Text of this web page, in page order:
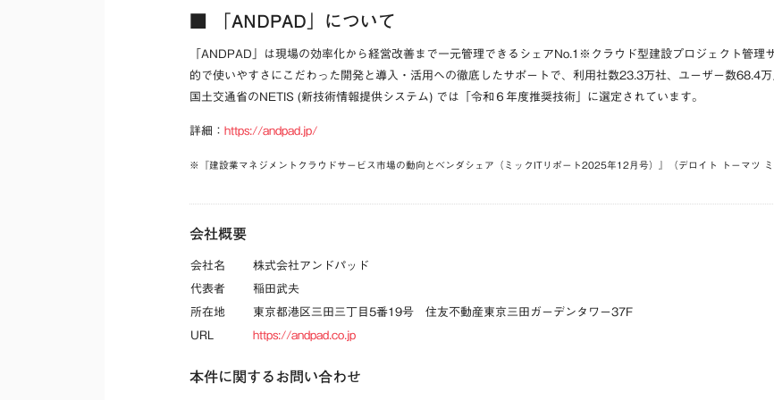
■ 「ANDPAD」について
「ANDPAD」は現場の効率化から経営改善まで一元管理できるシェアNo.1 ※ クラウド型建設プロジェクト管理
的で使いやすさにこだわった開発と導入・活用への徹底したサポートで、利用社数23.3万社、ユーザー数68.4万
国土交通省のNETIS (新技術情報提供システム) では「令和６年度推奨技術」に選定されています。
詳細： https://andpad.jp/
※『建設業マネジメントクラウドサービス市場の動向とベンダシェア（ミックITリポート2025年12月号）』（デロイト トーマツ ミ
会社概要
会社名
株式会社アンドパッド
代表者
稲田武夫
所在地
東京都港区三田三丁目5番19号 住友不動産東京三田ガーデンタワー37F
URL
https://andpad.co.jp
本件に関するお問い合わせ